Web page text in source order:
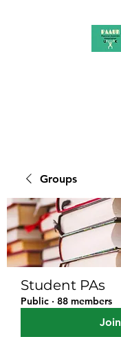
Groups
Student PAs
Public · 88 members
Join